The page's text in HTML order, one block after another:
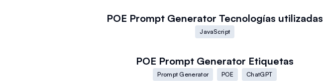
POE Prompt Generator Tecnologías utilizadas
JavaScript
POE Prompt Generator Etiquetas
Prompt Generator POE ChatGPT